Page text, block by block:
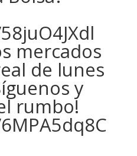
mercados
de lunes
y
rumbo!